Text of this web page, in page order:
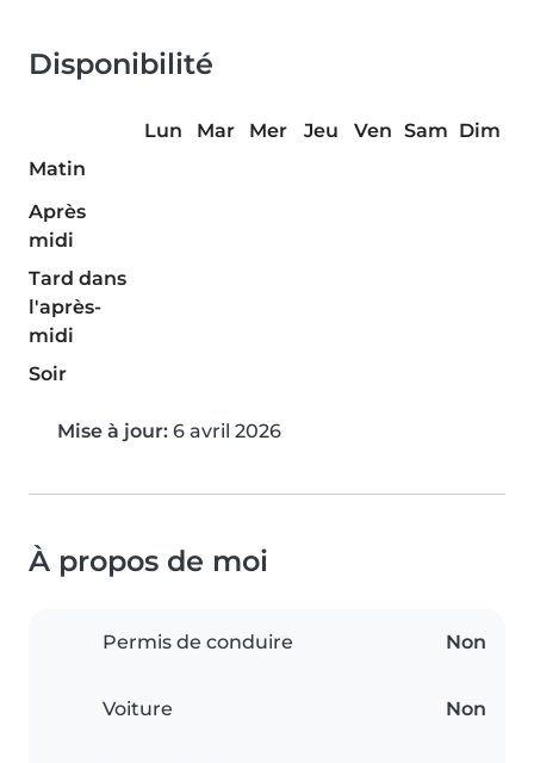
Disponibilité
Lun Mar Mer Jeu Ven Sam Dim
Matin
Après
midi
Tard dans
l'après-
midi
Soir
Mise à jour: 6 avril 2026
À propos de moi
Permis de conduire Non
Voiture Non